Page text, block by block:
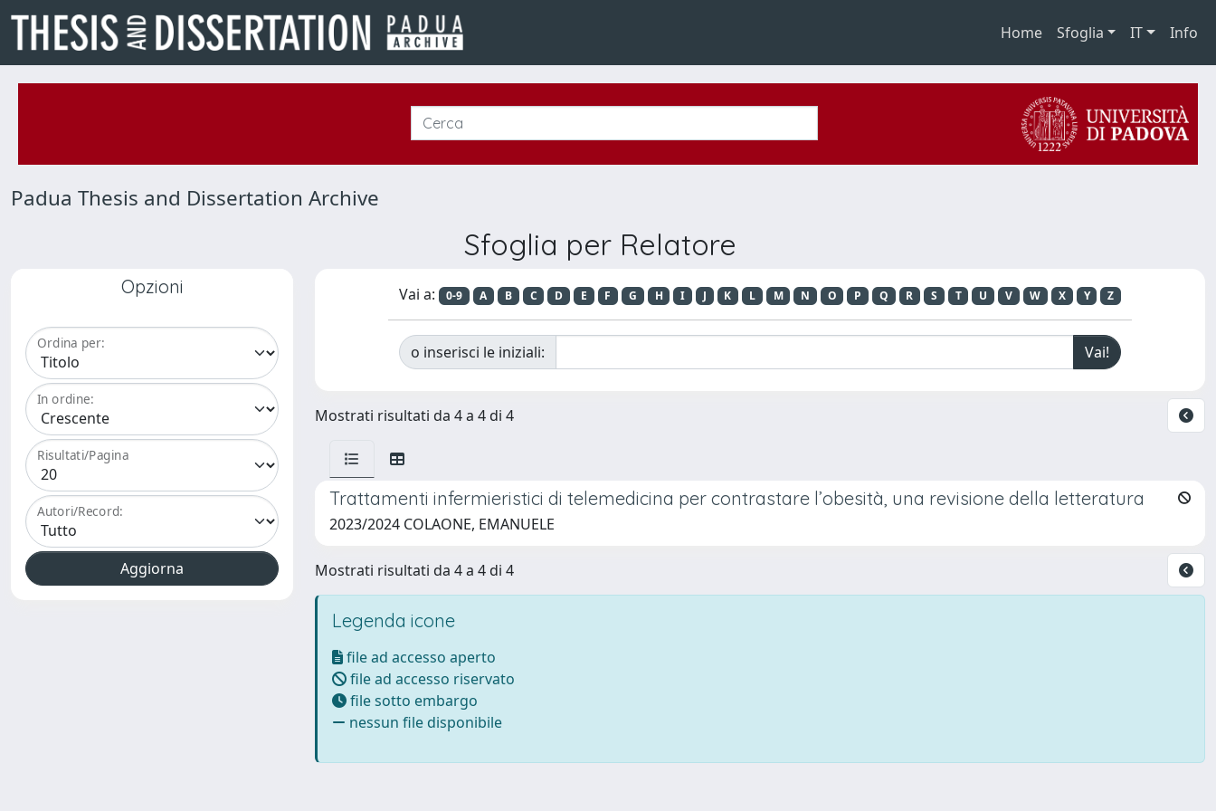
Home Sfoglia IT Info
Padua Thesis and Dissertation Archive
Sfoglia per Relatore
Opzioni
Ordina per:
In ordine:
Risultati/Pagina
Autori/Record:
Vai a: 0-9 A B C D E F G H I J K L M N O P Q R S T U V W X Y Z
o inserisci le iniziali:
Mostrati risultati da 4 a 4 di 4
Trattamenti infermieristici di telemedicina per contrastare l’obesità, una revisione della letteratura
2023/2024 COLAONE, EMANUELE
Mostrati risultati da 4 a 4 di 4
Legenda icone
file ad accesso aperto
file ad accesso riservato
file sotto embargo
nessun file disponibile